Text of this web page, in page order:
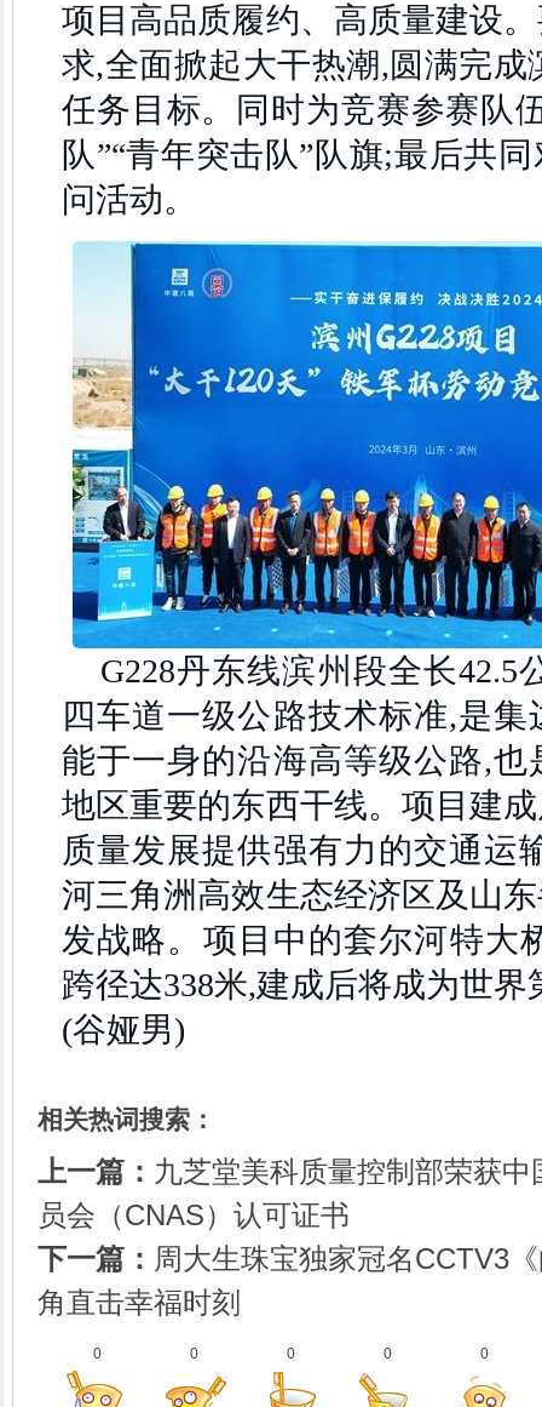
项目高品质履约、高质量建设
求,全面掀起大干热潮,圆满完成
任务目标。同时为竞赛参赛队
队”“青年突击队”队旗;最后共
问活动。
G228丹东线滨州段全长42.5
四车道一级公路技术标准,是
能于一身的沿海高等级公路,也
地区重要的东西干线。项目建
质量发展提供强有力的交通运
河三角洲高效生态经济区及山
发战略。项目中的套尔河特大
跨径达338米,建成后将成为世
(谷娅男)
相关热词搜索：
上一篇： 九芝堂美科质量控制部荣获
员会（CNAS）认可证书
下一篇： 周大生珠宝独家冠名CCTV3
角直击幸福时刻
0 0 0 0 0